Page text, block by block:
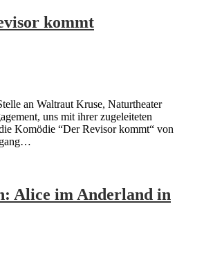
kommt
an Waltraut Kruse, Naturtheater
uns mit ihrer zugeleiteten
Komödie “Der Revisor kommt“ von
Alice im Anderland in